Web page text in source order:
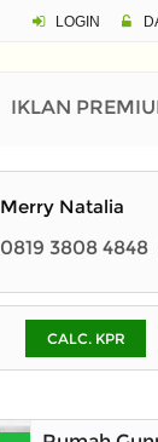
LOGIN
IKLAN
Merry Natalia
0819 3808 4848
CALC. KPR